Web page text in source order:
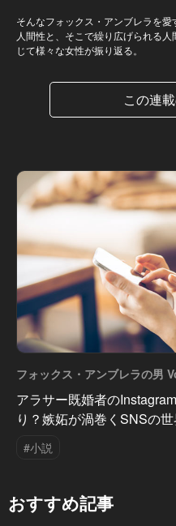
そんなフォックス・アンブレラを
人間性と、そこで繰り広げられる
じて様々な女性が振り返る。
この連
フォックス・アンブレラの男
アラサー既婚者の
り？嫉妬が渦巻くSNSの
#小説
おすすめ記事